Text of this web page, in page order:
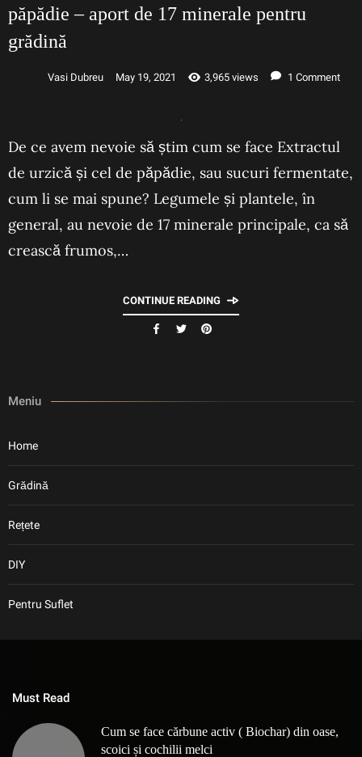
păpădie – aport de 17 minerale pentru
grădină
Vasi Dubreu May 19, 2021 3,965 views 1 Comment
De ce avem nevoie să știm cum se face Extractul
de urzică și cel de păpădie, sau sucuri fermentate,
cum li se mai spune? Legumele și plantele, în
general, au nevoie de 17 minerale principale, ca să
crească frumos,…
CONTINUE READING
Meniu
Home
Grădină
Rețete
DIY
Pentru Suflet
Must Read
Cum se face cărbune activ ( Biochar) din oase,
scoici și cochilii melci